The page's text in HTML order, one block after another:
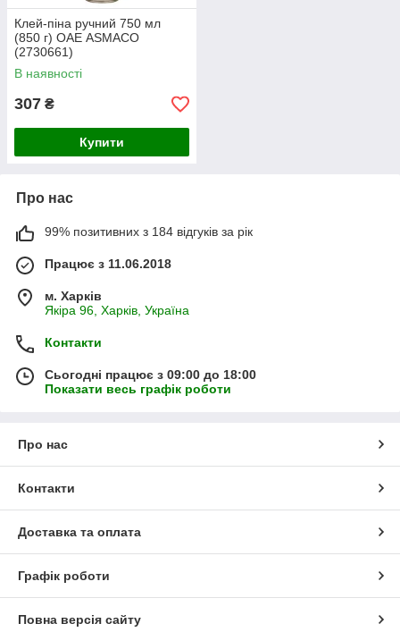
Клей-піна ручний 750 мл
(850 г) ОАЕ ASMACO
(2730661)
В наявності
307 ₴
Купити
Про нас
99% позитивних з 184 відгуків за рік
Працює з 11.06.2018
м. Харків
Якіра 96, Харків, Україна
Контакти
Сьогодні працює з 09:00 до 18:00
Показати весь графік роботи
Про нас
Контакти
Доставка та оплата
Графік роботи
Повна версія сайту